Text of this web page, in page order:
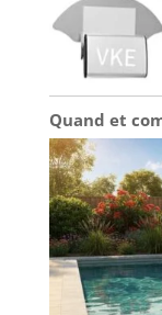
Quand et